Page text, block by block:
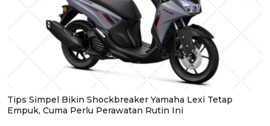
Tips Simpel Bikin Shockbreaker Yamaha Lexi Tetap
Empuk, Cuma Perlu Perawatan Rutin Ini